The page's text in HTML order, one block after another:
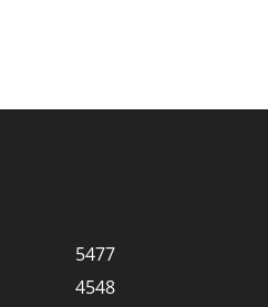
5477
4548